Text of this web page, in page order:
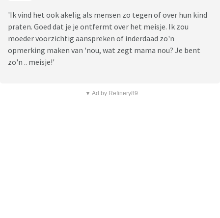
'Ik vind het ook akelig als mensen zo tegen of over hun kind
praten. Goed dat je je ontfermt over het meisje. Ik zou
moeder voorzichtig aanspreken of inderdaad zo'n
opmerking maken van 'nou, wat zegt mama nou? Je bent
zo'n .. meisje!'
▼ Ad by Refinery89